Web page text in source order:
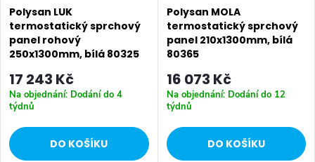
Polysan LUK
termostatický sprchový
panel rohový
250x1300mm, bílá 80325
17 243 Kč
Na objednání: Dodání do 4
týdnů
DO KOŠÍKU
Polysan MOLA
termostatický sprchový
panel 210x1300mm, bílá
80365
16 073 Kč
Na objednání: Dodání do 12
týdnů
DO KOŠÍKU